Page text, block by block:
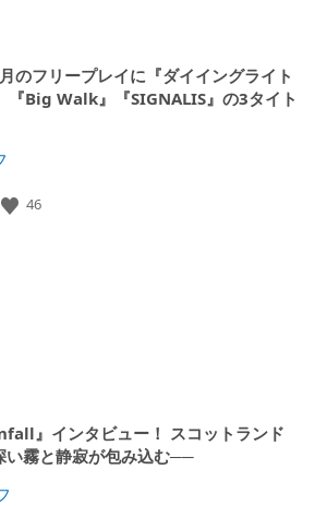
フリープレイに『ダイイングライト
『Big Walk』『SIGNALIS』の3タイト
46
』インタビュー！ スコットランド
い霧と静寂が包み込む──